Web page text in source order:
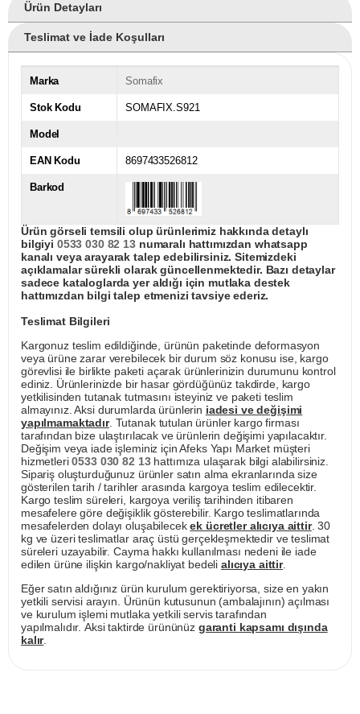
Ürün Detayları
Teslimat ve İade Koşulları
Marka Somafix
Stok Kodu SOMAFIX.S921
Model
EAN Kodu 8697433526812
Barkod
Ürün görseli temsili olup ürünlerimiz hakkında detaylı
bilgiyi 0533 030 82 13numaralı hattımızdan whatsapp
kanalı veya arayarak talep edebilirsiniz. Sitemizdeki
açıklamalar sürekli olarak güncellenmektedir. Bazı detaylar
sadece kataloglarda yer aldığı için mutlaka destek
hattımızdan bilgi talep etmenizi tavsiye ederiz.
Teslimat Bilgileri
Kargonuz teslim edildiğinde, ürünün paketinde deformasyon
veya ürüne zarar verebilecek bir durum söz konusu ise, kargo
görevlisi ile birlikte paketi açarak ürünlerinizin durumunu kontrol
ediniz. Ürünlerinizde bir hasar gördüğünüz takdirde, kargo
yetkilisinden tutanak tutmasını isteyiniz ve paketi teslim
almayınız. Aksi durumlarda ürünlerin iadesi ve değişimi
yapılmamaktadır. Tutanak tutulan ürünler kargo firması
tarafından bize ulaştırılacak ve ürünlerin değişimi yapılacaktır.
Değişim veya iade işleminiz için Afeks Yapı Market müşteri
hizmetleri0533 030 82 13hattımıza ulaşarak bilgi alabilirsiniz.
Sipariş oluşturduğunuz ürünler satın alma ekranlarında size
gösterilen tarih / tarihler arasında kargoya teslim edilecektir.
Kargo teslim süreleri, kargoya veriliş tarihinden itibaren
mesafelere göre değişiklik gösterebilir. Kargo teslimatlarında
mesafelerden dolayı oluşabilecekek ücretler alıcıya aittir. 30
kg ve üzeri teslimatlar araç üstü gerçekleşmektedir ve teslimat
süreleri uzayabilir. Cayma hakkı kullanılması nedeni ile iade
edilen ürüne ilişkin kargo/nakliyat bedeli alıcıya aittir.
Eğer satın aldığınız ürün kurulum gerektiriyorsa, size en yakın
yetkili servisi arayın. Ürünün kutusunun (ambalajının) açılması
ve kurulum işlemi mutlaka yetkili servis tarafından
yapılmalıdır. Aksi taktirde ürününüz garanti kapsamı dışında
kalır.